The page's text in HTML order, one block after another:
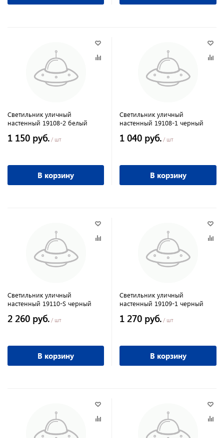
Светильник уличный
настенный 19108-2 белый
1 150 руб. / шт
В корзину
Светильник уличный
настенный 19108-1 черный
1 040 руб. / шт
В корзину
Светильник уличный
настенный 19110-S черный
2 260 руб. / шт
В корзину
Светильник уличный
настенный 19109-1 черный
1 270 руб. / шт
В корзину